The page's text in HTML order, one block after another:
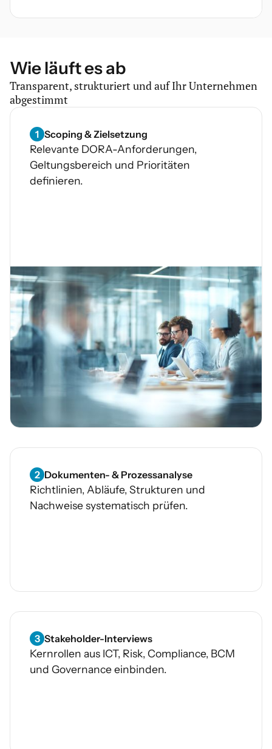
Fokus
Prozessklarheit & Durchgängigkeit
Aufwand-Nutzen-Verhältnis
Systematische Priorisierung & Governance
Wie läuft es ab
Transparent, strukturiert und auf Ihr Unternehmen
abgestimmt
1 Scoping & Zielsetzung
Relevante DORA-Anforderungen,
Geltungsbereich und Prioritäten
definieren.
2 Dokumenten- & Prozessanalyse
Richtlinien, Abläufe, Strukturen und
Nachweise systematisch prüfen.
3 Stakeholder-Interviews
Kernrollen aus ICT, Risk, Compliance, BCM
und Governance einbinden.